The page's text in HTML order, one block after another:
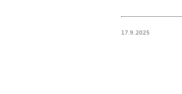
17.9.2025